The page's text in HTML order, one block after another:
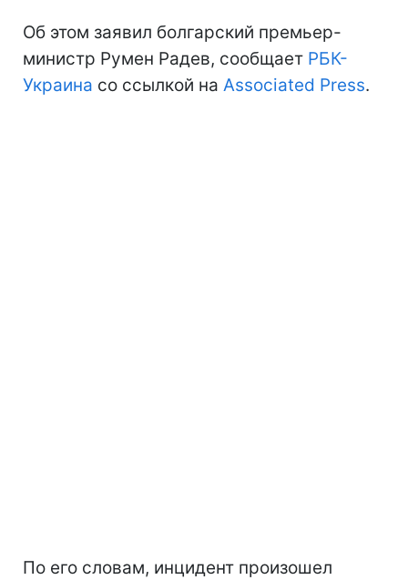
Об этом заявил болгарский премьер-
министр Румен Радев, сообщает РБК-
Украина со ссылкой на Associated Press.
По его словам, инцидент произошел